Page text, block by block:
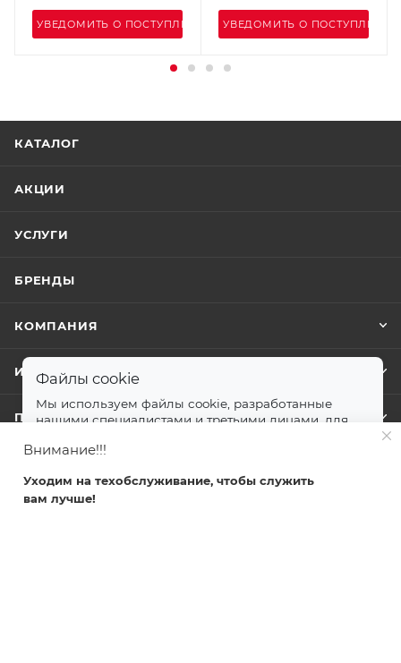
УВЕДОМИТЬ О ПОСТУПЛЕНИИ УВЕДОМИТЬ О ПОСТУПЛЕНИИ
КАТАЛОГ
АКЦИИ
УСЛУГИ
БРЕНДЫ
КОМПАНИЯ
ИНФОРМАЦИЯ
ПОМОЩЬ
+7 499 372-04-62
Внимание!!!
Уходим на техобслуживание, чтобы служить
вам лучше!
Файлы cookie
Мы используем файлы cookie, разработанные
нашими специалистами и третьими лицами, для